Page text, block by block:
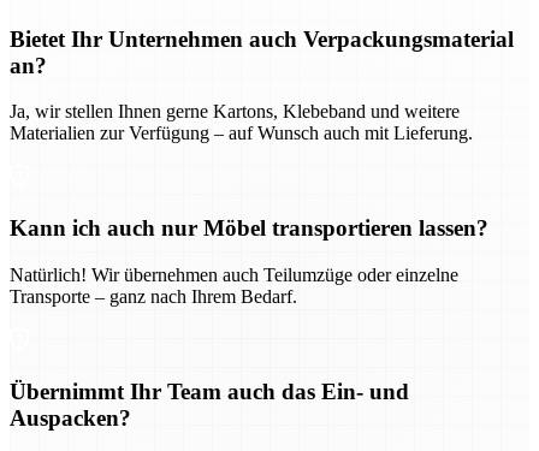
Bietet Ihr Unternehmen auch Verpackungsmaterial
an?
Ja, wir stellen Ihnen gerne Kartons, Klebeband und weitere
Materialien zur Verfügung – auf Wunsch auch mit Lieferung.
Kann ich auch nur Möbel transportieren lassen?
Natürlich! Wir übernehmen auch Teilumzüge oder einzelne
Transporte – ganz nach Ihrem Bedarf.
Übernimmt Ihr Team auch das Ein- und
Auspacken?